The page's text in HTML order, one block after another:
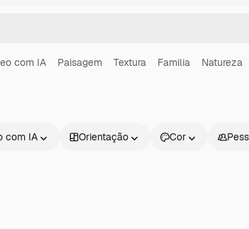
com IA Paisagem Textura Familia Natureza
com IA Orientação Cor